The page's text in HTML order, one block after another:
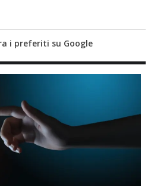
i preferiti su Google